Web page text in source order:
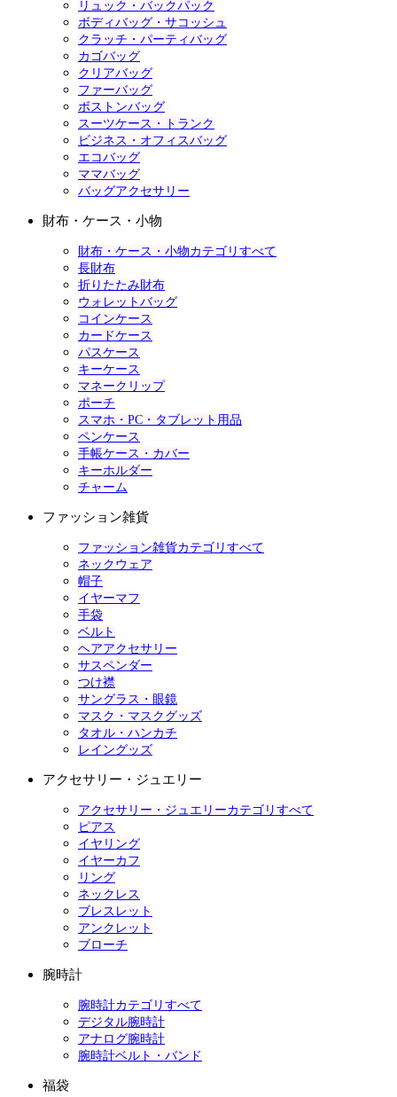
リュック・バックパック
ボディバッグ・サコッシュ
クラッチ・パーティバッグ
カゴバッグ
クリアバッグ
ファーバッグ
ボストンバッグ
スーツケース・トランク
ビジネス・オフィスバッグ
エコバッグ
ママバッグ
バッグアクセサリー
財布・ケース・小物
財布・ケース・小物カテゴリすべて
長財布
折りたたみ財布
ウォレットバッグ
コインケース
カードケース
パスケース
キーケース
マネークリップ
ポーチ
スマホ・PC・タブレット用品
ペンケース
手帳ケース・カバー
キーホルダー
チャーム
ファッション雑貨
ファッション雑貨カテゴリすべて
ネックウェア
帽子
イヤーマフ
手袋
ベルト
ヘアアクセサリー
サスペンダー
つけ襟
サングラス・眼鏡
マスク・マスクグッズ
タオル・ハンカチ
レイングッズ
アクセサリー・ジュエリー
アクセサリー・ジュエリーカテゴリすべて
ピアス
イヤリング
イヤーカフ
リング
ネックレス
ブレスレット
アンクレット
ブローチ
腕時計
腕時計カテゴリすべて
デジタル腕時計
アナログ腕時計
腕時計ベルト・バンド
福袋